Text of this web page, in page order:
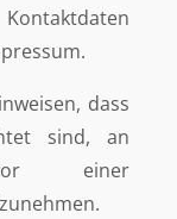
dass
sind, an
vor einer